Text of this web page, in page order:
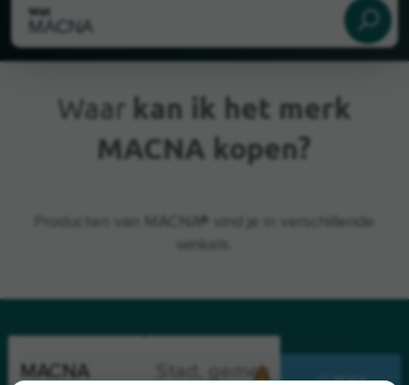
Wat
Huidige locatie
Waar kan ik het merk
MACNA kopen?
Producten van MACNA® vind je in verschillende
ZOEK